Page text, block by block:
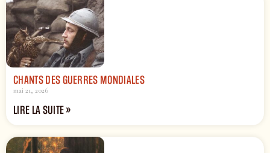
CHANTS DES GUERRES MONDIALES
mai 21, 2026
LIRE LA SUITE »